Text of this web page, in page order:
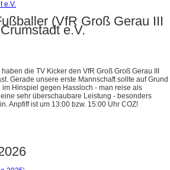
e.V.
(VfR Groß Gerau III
die TV Kicker den VfR Groß Groß Gerau III
Gerade unsere erste Mannschaft sollte auf Grund
Hinspiel gegen Hassloch - man reise als
sehr überschaubare Leistung - besonders
Anpfiff ist um 13:00 bzw. 15:00 Uhr COZ!